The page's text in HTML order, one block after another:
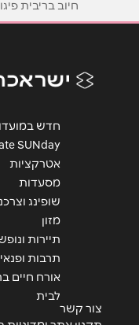
אנא חזרו אלי
חיוב בריבית
חדש
SUNday
אטרקציות
מסעדות
שופינג
מזון
תיירות
תרבות ופנאי
אורח חיים
לבית
צור קשר